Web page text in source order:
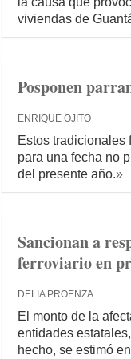
viviendas de
Posponen
ENRIQUE OJITO
Estos tradicionales
para una fecha no
del presente año.»
Sancionan a
ferroviario en
DELIA PROENZA
El monto de la
entidades
hecho, se estimó